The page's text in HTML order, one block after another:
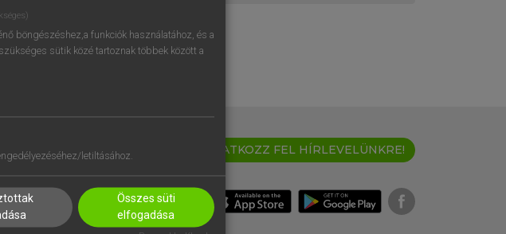
IRATKOZZ FEL HÍRLEVELÜNKRE!
böngészéshez,a funkciók használatához, és a
sütik közé tartoznak többek között a
letiltásához.
Összes süti
elfogadása